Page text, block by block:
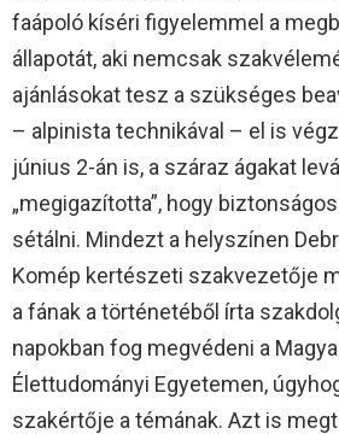
faápoló kíséri figyelemmel a
állapotát, aki nemcsak
ajánlásokat tesz a szükséges
– alpinista technikával – el is
június 2-án is, a száraz ágakat
„megigazította”, hogy
sétálni. Mindezt a helyszínen
Komép kertészeti szakvezetője
a fának a történetéből írta
napokban fog megvédeni a
Élettudományi Egyetemen,
szakértője a témának. Azt is